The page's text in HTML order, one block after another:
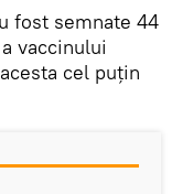
fost semnate 44
vaccinului
cel puţin